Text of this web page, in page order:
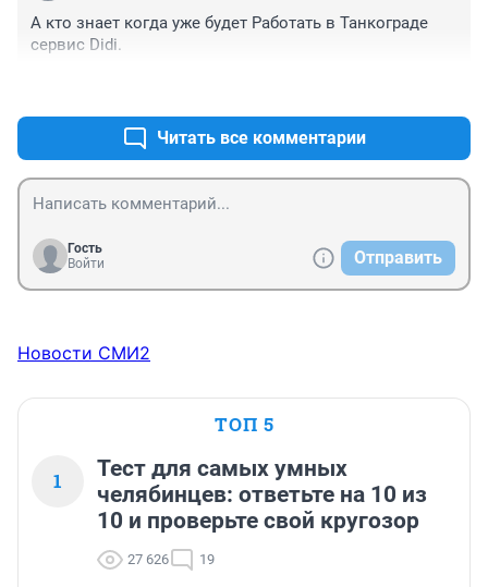
А кто знает когда уже будет Работать в Танкограде
сервис Didi.
Читать все комментарии
Гость
Войти
Отправить
Новости СМИ2
ТОП 5
1
Тест для самых умных
челябинцев: ответьте на 10 из
10 и проверьте свой кругозор
27 626 19